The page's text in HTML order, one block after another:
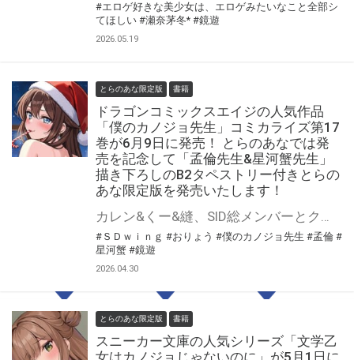
#エロゲ好きな美少女は、エロゲみたいなこと全部シ
てほしい #瀬奈茅冬* #鏡遊
2026.05.19
とらのあな限定版 書籍
ドラゴンコミックスエイジの人気作品
「僕のカノジョ先生」コミカライズ第17
巻が6月9日に発売！ とらのあなでは発
売を記念して「孟倫先生&星河蟹先生」
描き下ろしのB2タペストリー付きとらの
あな限定版を発売いたします！
カレン&くー&縫、SID総メンバーとクリスマストリプルデート!? 「僕のカノジョ先生」第17巻が6月9日（火）に発売！ とらのあなでは発売を記念して「描き下ろしB2タペストリー」付きとらのあな限定版を発売いたします。 イラストは「孟倫先生&星河蟹先生」先生の描き下ろしです♪ とらのあな限定版は数量限定となりますので是非お早めにお求めください！
#ＳＤｗｉｎｇ #おりょう #僕のカノジョ先生 #孟倫 #
星河蟹 #鏡遊
2026.04.30
とらのあな限定版 書籍
スニーカー文庫の人気シリーズ「文学乙